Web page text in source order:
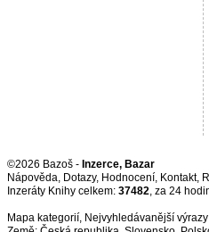
©2026 Bazoš - Inzerce, Bazar
Nápověda, Dotazy, Hodnocení, Kontakt,
Inzeráty Knihy celkem: 37482, za 24
Mapa kategorií, Nejvyhledávanější výrazy